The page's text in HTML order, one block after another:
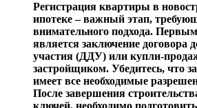
Регистрация квартиры в
ипотеке – важный этап,
внимательного подхода.
является заключение договора
участия (ДДУ) или купли-
застройщиком. Убедитесь, что
имеет все необходимые
После завершения